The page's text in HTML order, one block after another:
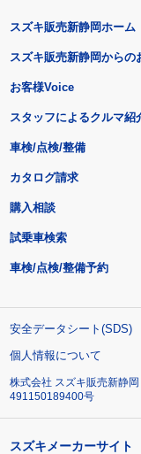
スズキ販売新静岡ホーム
スズキ販売新静岡からの
お客様Voice
スタッフによるクルマ紹
車検/点検/整備
カタログ請求
購入相談
試乗車検索
車検/点検/整備予約
安全データシート(SDS)
個人情報について
株式会社 スズキ販売新静
491150189400号
スズキメーカーサイト